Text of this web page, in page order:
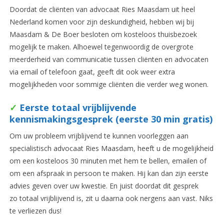
Doordat de cliënten van advocaat Ries Maasdam uit heel
Nederland komen voor zijn deskundigheid, hebben wij bij
Maasdam & De Boer besloten om kosteloos thuisbezoek
mogelijk te maken. Alhoewel tegenwoordig de overgrote
meerderheid van communicatie tussen cliënten en advocaten
via email of telefoon gaat, geeft dit ook weer extra
mogelijkheden voor sommige cliënten die verder weg wonen.
✓ Eerste totaal vrijblijvende
kennismakingsgesprek (eerste 30 min gratis)
Om uw probleem vrijblijvend te kunnen voorleggen aan
specialistisch advocaat Ries Maasdam, heeft u de mogelijkheid
om een kosteloos 30 minuten met hem te bellen, emailen of
om een afspraak in persoon te maken. Hij kan dan zijn eerste
advies geven over uw kwestie. En juist doordat dit gesprek
zo totaal vrijblijvend is, zit u daarna ook nergens aan vast. Niks
te verliezen dus!